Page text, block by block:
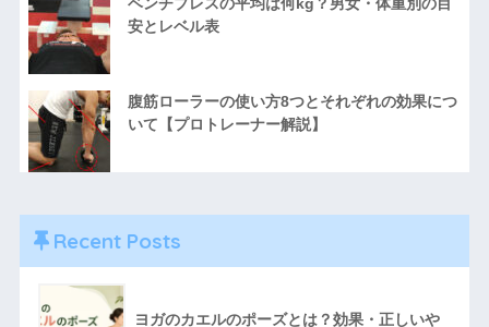
安とレベル表
腹筋ローラーの使い方8つとそれぞれの効果につ
いて【プロトレーナー解説】
Recent Posts
ヨガのカエルのポーズとは？効果・正しいや